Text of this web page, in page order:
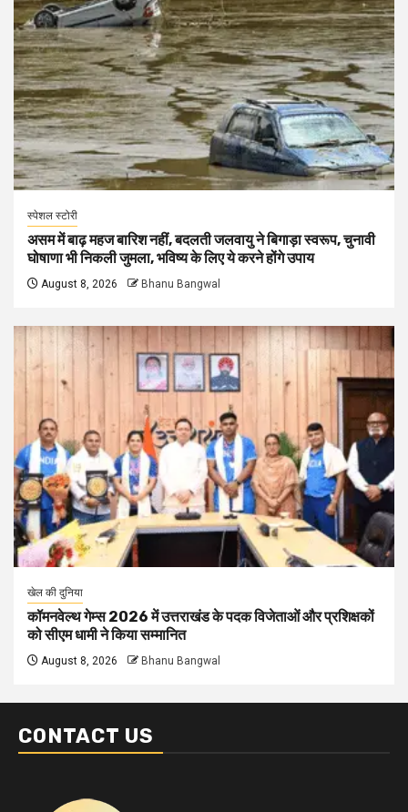
स्पेशल स्टोरी
असम में बाढ़ महज बारिश नहीं, बदलती जलवायु ने बिगाड़ा स्वरूप, चुनावी
घोषाणा भी निकली जुमला, भविष्य के लिए ये करने होंगे उपाय
August 8, 2026 Bhanu Bangwal
खेल की दुनिया
कॉमनवेल्थ गेम्स 2026 में उत्तराखंड के पदक विजेताओं और प्रशिक्षकों
को सीएम धामी ने किया सम्मानित
August 8, 2026 Bhanu Bangwal
CONTACT US